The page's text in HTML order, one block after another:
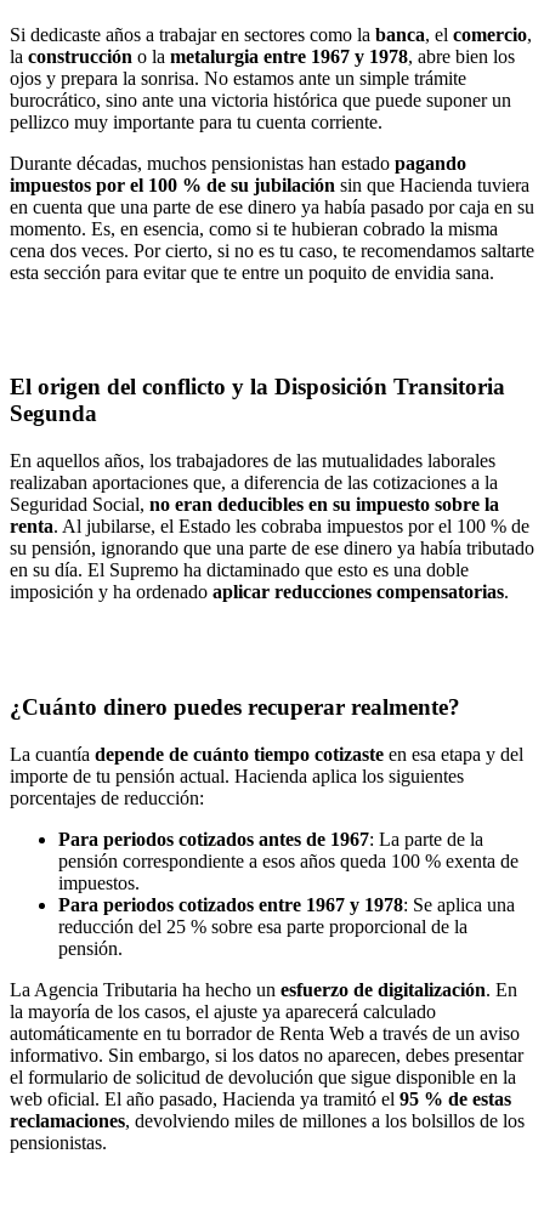
Si dedicaste años a trabajar en sectores como la banca, el comercio,
la construcción o la metalurgia entre 1967 y 1978, abre bien los
ojos y prepara la sonrisa. No estamos ante un simple trámite
burocrático, sino ante una victoria histórica que puede suponer un
pellizco muy importante para tu cuenta corriente.
Durante décadas, muchos pensionistas han estado pagando
impuestos por el 100 % de su jubilación sin que Hacienda tuviera
en cuenta que una parte de ese dinero ya había pasado por caja en su
momento. Es, en esencia, como si te hubieran cobrado la misma
cena dos veces. Por cierto, si no es tu caso, te recomendamos saltarte
esta sección para evitar que te entre un poquito de envidia sana.
El origen del conflicto y la Disposición Transitoria
Segunda
En aquellos años, los trabajadores de las mutualidades laborales
realizaban aportaciones que, a diferencia de las cotizaciones a la
Seguridad Social, no eran deducibles en su impuesto sobre la
renta. Al jubilarse, el Estado les cobraba impuestos por el 100 % de
su pensión, ignorando que una parte de ese dinero ya había tributado
en su día. El Supremo ha dictaminado que esto es una doble
imposición y ha ordenado aplicar reducciones compensatorias.
¿Cuánto dinero puedes recuperar realmente?
La cuantía depende de cuánto tiempo cotizaste en esa etapa y del
importe de tu pensión actual. Hacienda aplica los siguientes
porcentajes de reducción:
Para periodos cotizados antes de 1967: La parte de la
pensión correspondiente a esos años queda 100 % exenta de
impuestos.
Para periodos cotizados entre 1967 y 1978: Se aplica una
reducción del 25 % sobre esa parte proporcional de la
pensión.
La Agencia Tributaria ha hecho un esfuerzo de digitalización. En
la mayoría de los casos, el ajuste ya aparecerá calculado
automáticamente en tu borrador de Renta Web a través de un aviso
informativo. Sin embargo, si los datos no aparecen, debes presentar
el formulario de solicitud de devolución que sigue disponible en la
web oficial. El año pasado, Hacienda ya tramitó el 95 % de estas
reclamaciones, devolviendo miles de millones a los bolsillos de los
pensionistas.